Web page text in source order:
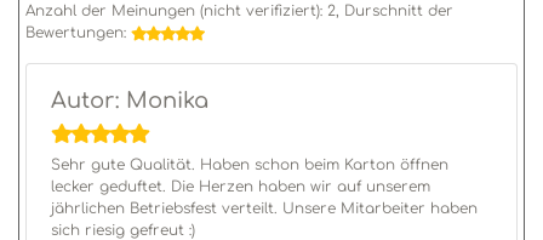
Anzahl der Meinungen (nicht verifiziert): 2, Durschnitt der
Bewertungen:
Autor: Monika
Sehr gute Qualität. Haben schon beim Karton öffnen
lecker geduftet. Die Herzen haben wir auf unserem
jährlichen Betriebsfest verteilt. Unsere Mitarbeiter haben
sich riesig gefreut :)